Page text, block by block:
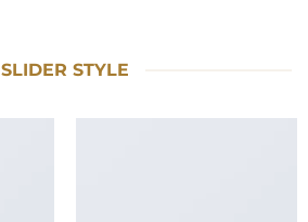
SLIDER STYLE